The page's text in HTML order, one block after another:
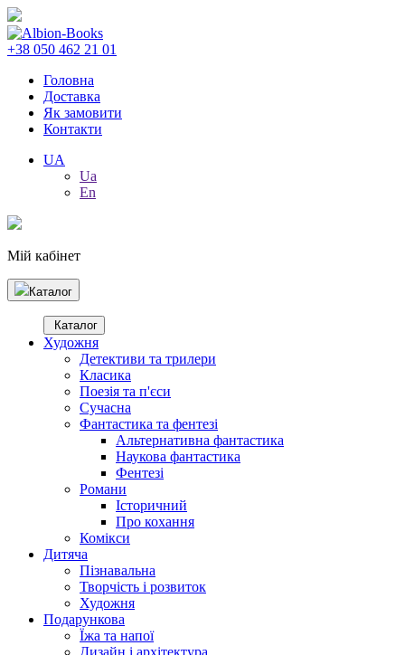
+38 050 462 21 01
Головна
Доставка
Як замовити
Контакти
UA
Ua
En
Мій кабінет
Каталог
Каталог
Художня
Детективи та трилери
Класика
Поезія та п'єси
Сучасна
Фантастика та фентезі
Альтернативна фантастика
Наукова фантастика
Фентезі
Романи
Історичний
Про кохання
Комікси
Дитяча
Пізнавальна
Творчість і розвиток
Художня
Подарункова
Їжа та напої
Дизайн і архітектура